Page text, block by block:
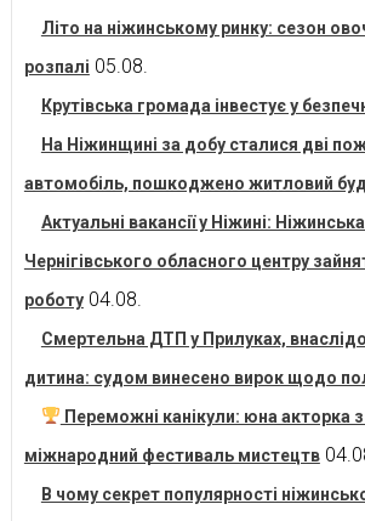
Літо на ніжинському ринку: сезон
розпалі 05.08.
Крутівська громада інвестує у
На Ніжинщині за добу сталися дві
автомобіль, пошкоджено житловий
Актуальні вакансії у Ніжині:
Чернігівського обласного центру
роботу 04.08.
Смертельна ДТП у Прилуках,
дитина: судом винесено вирок щодо
Переможні канікули: юна акторка
міжнародний фестиваль мистецтв
В чому секрет популярності